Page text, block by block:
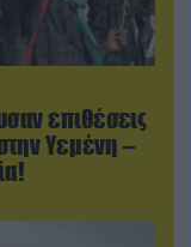
επιθέσεις
Υεμένη –